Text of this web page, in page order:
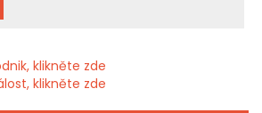
klikněte zde
klikněte zde